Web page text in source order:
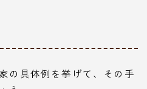
の具体例を挙げて、その手